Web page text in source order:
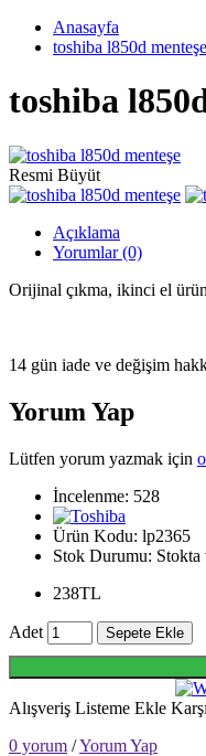
Anasayfa
toshiba l850d menteşe
toshiba
Resmi Büyüt
Açıklama
Yorumlar (0)
Orijinal çıkma, ikinci el
14 gün iade ve değişim
Yorum Yap
Lütfen yorum yazmak için
İncelenme: 528
Ürün Kodu: lp2365
Stok Durumu: Stokta
238TL
Adet Sepete Ekle
Alışveriş Listeme Ekle
0 yorum /Yorum Yap